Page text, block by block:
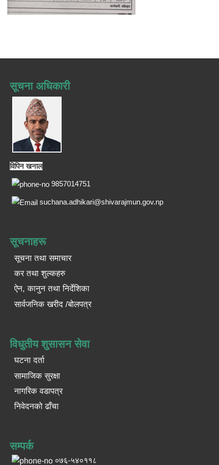
सूचना अधिकारी
विपिन खनाल
9857014751
suchana.adhikari@shivarajmun.gov.np
सूचनाहरू
सूचना तथा समाचार
कर तथा शुल्कहरु
ऐन, कानुन तथा निर्देशिका
सार्वजनिक खरीद /बोलपत्र
विधुतीय शुसासन सेवा
घटना दर्ता
सामाजिक सुरक्षा
नागरिक वडापत्र
निवेदनको ढाँचा
सम्पर्क
०७६-५४०११८